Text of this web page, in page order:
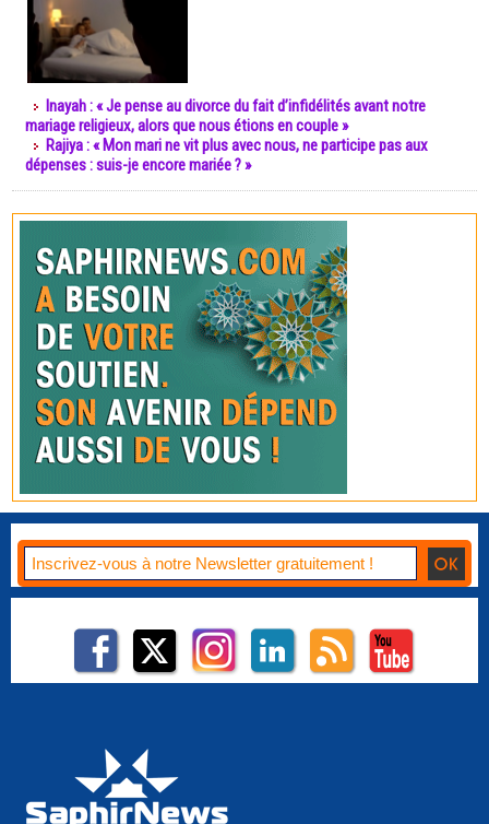
Inayah : « Je pense au divorce du fait d’infidélités avant notre
mariage religieux, alors que nous étions en couple »
Rajiya : « Mon mari ne vit plus avec nous, ne participe pas aux
dépenses : suis-je encore mariée ? »